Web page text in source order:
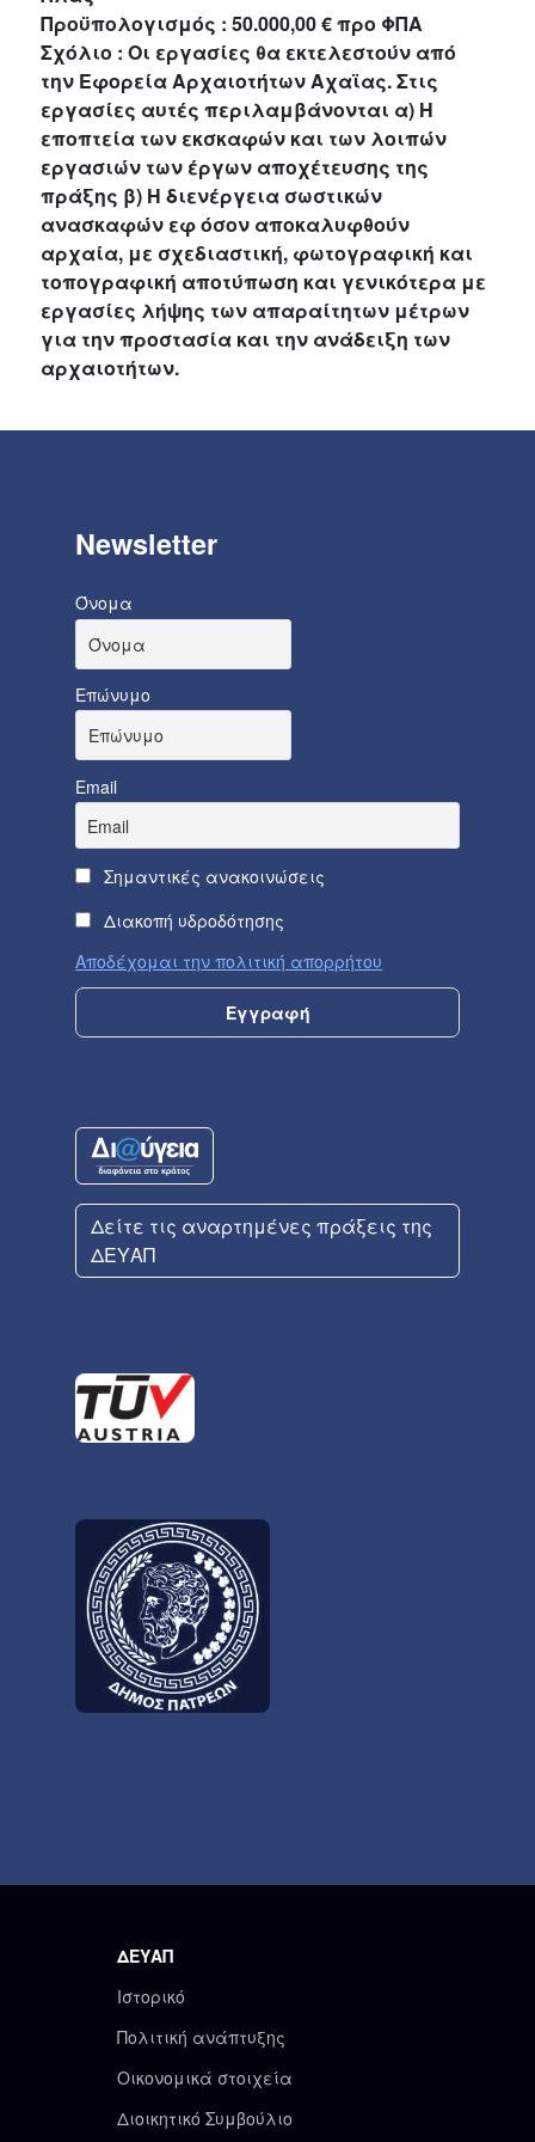
Προϋπολογισμός : 50.000,00 € προ ΦΠΑ
Σχόλιο : Οι εργασίες θα εκτελεστούν από
την Εφορεία Αρχαιοτήτων Αχαϊας. Στις
εργασίες αυτές περιλαμβάνονται α) Η
εποπτεία των εκσκαφών και των λοιπών
εργασιών των έργων αποχέτευσης της
πράξης β) Η διενέργεια σωστικών
ανασκαφών εφ όσον αποκαλυφθούν
αρχαία, με σχεδιαστική, φωτογραφική και
τοπογραφική αποτύπωση και γενικότερα με
εργασίες λήψης των απαραίτητων μέτρων
για την προστασία και την ανάδειξη των
αρχαιοτήτων.
Newsletter
Όνομα
Επώνυμο
Email
Σημαντικές ανακοινώσεις
Διακοπή υδροδότησης
Αποδέχομαι την πολιτική απορρήτου
Δείτε τις αναρτημένες πράξεις της
ΔΕΥΑΠ
ΔΕΥΑΠ
Ιστορικό
Πολιτική ανάπτυξης
Οικονομικά στοιχεία
Διοικητικό Συμβούλιο